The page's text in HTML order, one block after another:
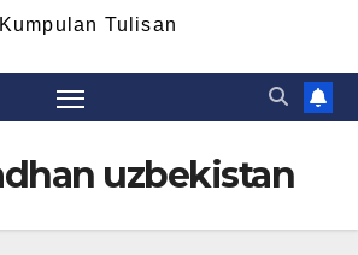
Kumpulan Tulisan
uzbekistan